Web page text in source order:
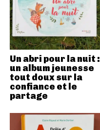
Un abri pour la nuit :
un album jeunesse
tout doux sur la
confiance et le
partage